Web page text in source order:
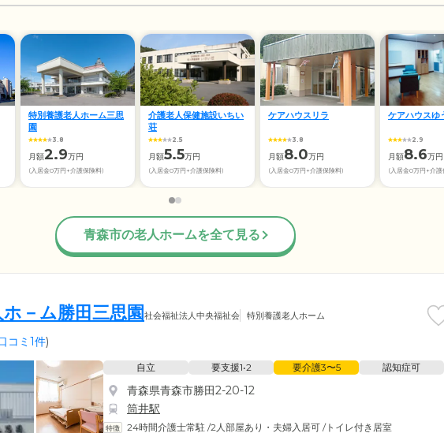
特別養護老人ホーム三思
園
3.8
月額2.9万円
(入居金0万円+介護保険料)
介護老人保健施設いちい
荘
2.5
月額5.5万円
(入居金0万円+介護保険料)
ケアハウスリラ
3.8
月額8.0万円
(入居金0万円+介護保険料)
ケアハウスゆ
2.9
月額8.6万円
(入居金0万円+介護
青森市の老人ホームを全て見る
－ム勝田三思園 社会福祉法人中央福祉会 特別養護老人ホーム
コミ1件)
自立 要支援1•2 要介護3〜5 認知症可
青森県青森市勝田2-20-12
筒井駅
24時間介護士常駐 /2人部屋あり・夫婦入居可 /トイレ付き居室